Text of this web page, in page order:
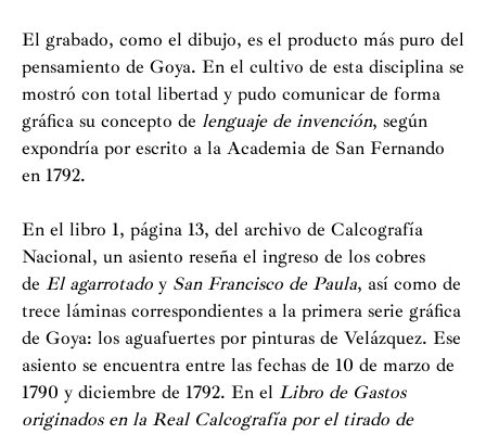
El grabado, como el dibujo, es el producto más puro del
pensamiento de Goya. En el cultivo de esta disciplina se
mostró con total libertad y pudo comunicar de forma
gráfica su concepto de lenguaje de invención, según
expondría por escrito a la Academia de San Fernando
en 1792.
En el libro 1, página 13, del archivo de Calcografía
Nacional, un asiento reseña el ingreso de los cobres
de El agarrotado y San Francisco de Paula, así como de
trece láminas correspondientes a la primera serie gráfica
de Goya: los aguafuertes por pinturas de Velázquez. Ese
asiento se encuentra entre las fechas de 10 de marzo de
1790 y diciembre de 1792. En el Libro de Gastos
originados en la Real Calcografía por el tirado de